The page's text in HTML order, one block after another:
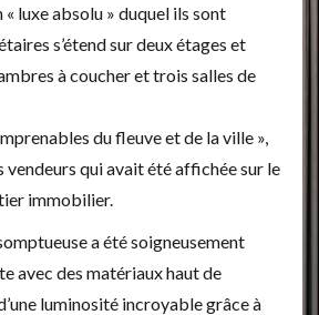
« luxe absolu » duquel ils sont
s’étend sur deux étages et
à coucher et trois salles de
du fleuve et de la ville »,
vendeurs qui avait été affichée sur le
immobilier.
a été soigneusement
avec des matériaux haut de
luminosité incroyable grâce à